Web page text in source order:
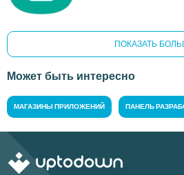
ПОКАЗАТЬ
Может быть интересно
МАГАЗИНЫ ПРИЛОЖЕНИЙ ПАНЕЛЬ